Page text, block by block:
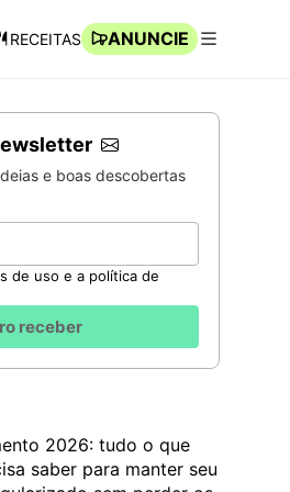
Rápida
RECEITAS
ANUNCIE
e boas descobertas
de uso e a política de
receber
2026: tudo o que
saber para manter seu